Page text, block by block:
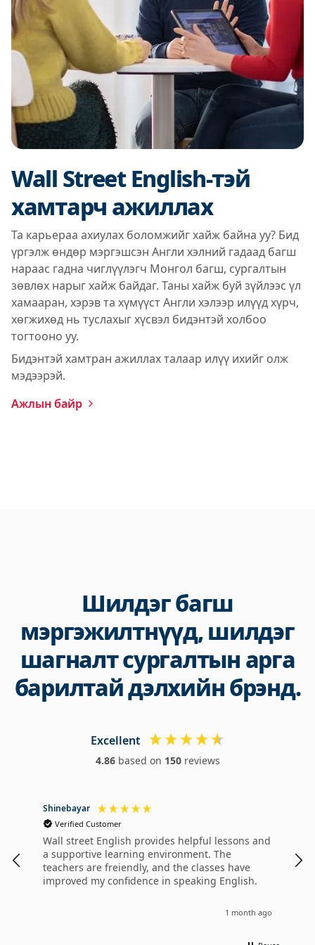
Wall Street English-тэй
хамтарч ажиллах
Та карьераа ахиулах боломжийг хайж байна уу? Бид
үргэлж өндөр мэргэшсэн Англи хэлний гадаад багш
нараас гадна чиглүүлэгч Монгол багш, сургалтын
зөвлөх нарыг хайж байдаг. Таны хайж буй зүйлээс үл
хамааран, хэрэв та хүмүүст Англи хэлээр илүүд хүрч,
хөгжихөд нь туслахыг хүсвэл бидэнтэй холбоо
тогтооно уу.
Бидэнтэй хамтран ажиллах талаар илүү ихийг олж
мэдээрэй.
Ажлын байр
Шилдэг багш
мэргэжилтнүүд, шилдэг
шагналт сургалтын арга
барилтай дэлхийн брэнд.
Excellent
4.86 based on 150 reviews
Shinebayar
Verified Customer
Wall street English provides helpful lessons and
a supportive learning environment. The
teachers are freiendly, and the classes have
improved my confidence in speaking English.
1 month ago